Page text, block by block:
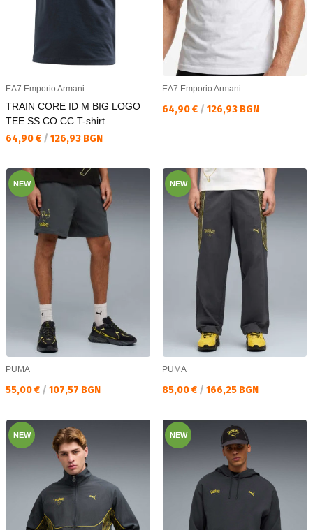
EA7 Emporio Armani
TRAIN CORE ID M BIG LOGO
TEE SS CO CC T-shirt
Текуща цена:
64,90 € / 126,93 BGN
EA7 Emporio Armani
Текуща цена:
64,90 € / 126,93 BGN
NEW
PUMA
Текуща цена:
55,00 € / 107,57 BGN
NEW
PUMA
Текуща цена:
85,00 € / 166,25 BGN
NEW NEW